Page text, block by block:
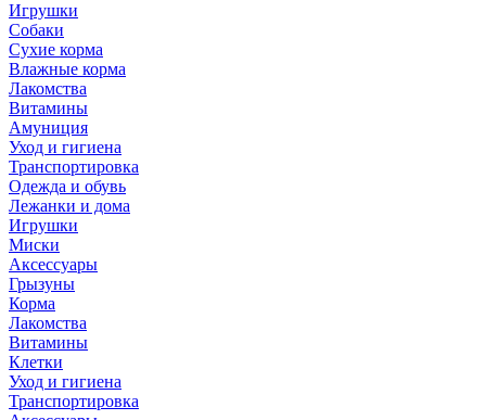
Игрушки
Собаки
Сухие корма
Влажные корма
Лакомства
Витамины
Амуниция
Уход и гигиена
Транспортировка
Одежда и обувь
Лежанки и дома
Игрушки
Миски
Аксессуары
Грызуны
Корма
Лакомства
Витамины
Клетки
Уход и гигиена
Транспортировка